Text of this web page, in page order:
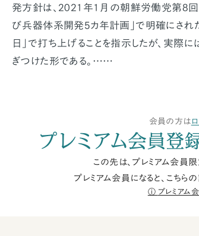
発方針は、2021年1月の朝鮮労働党第8
び兵器体系開発5カ年計画」で明確にされ
日」で打ち上げることを指示したが、実際に
ぎつけた形である。……
会員の方は
プレミアム会員登
この先は、プレミアム会員限
プレミアム会員になると、こちら
プレミアム